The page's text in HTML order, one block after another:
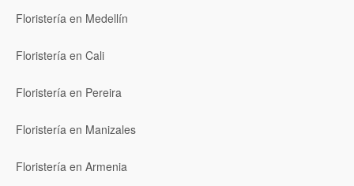
Floristería en Medellín
Floristería en Cali
Floristería en Pereira
Floristería en Manizales
Floristería en Armenia